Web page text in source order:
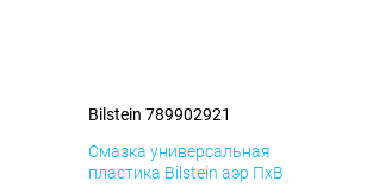
Bilstein 789902921
Смазка универсальная
пластика Bilstein аэр ПхВ